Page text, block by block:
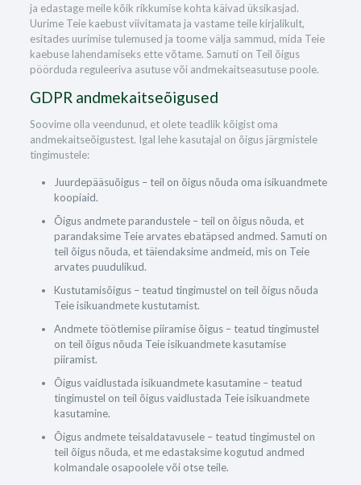
ja edastage meile kõik rikkumise kohta käivad üksikasjad.
Uurime Teie kaebust viivitamata ja vastame teile kirjalikult,
esitades uurimise tulemused ja toome välja sammud, mida Teie
kaebuse lahendamiseks ette võtame. Samuti on Teil õigus
pöörduda reguleeriva asutuse või andmekaitseasutuse poole.
GDPR andmekaitseõigused
Soovime olla veendunud, et olete teadlik kõigist oma
andmekaitseõigustest. Igal lehe kasutajal on õigus järgmistele
tingimustele:
Juurdepääsuõigus – teil on õigus nõuda oma isikuandmete
koopiaid.
Õigus andmete parandustele – teil on õigus nõuda, et
parandaksime Teie arvates ebatäpsed andmed. Samuti on
teil õigus nõuda, et täiendaksime andmeid, mis on Teie
arvates puudulikud.
Kustutamisõigus – teatud tingimustel on teil õigus nõuda
Teie isikuandmete kustutamist.
Andmete töötlemise piiramise õigus – teatud tingimustel
on teil õigus nõuda Teie isikuandmete kasutamise
piiramist.
Õigus vaidlustada isikuandmete kasutamine – teatud
tingimustel on teil õigus vaidlustada Teie isikuandmete
kasutamine.
Õigus andmete teisaldatavusele – teatud tingimustel on
teil õigus nõuda, et me edastaksime kogutud andmed
kolmandale osapoolele või otse teile.